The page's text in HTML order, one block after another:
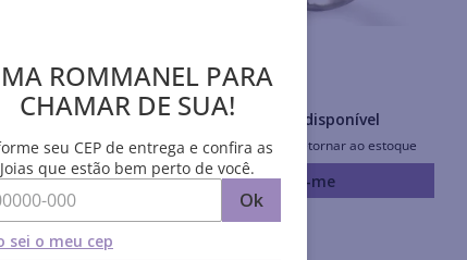
estoque
R$ 462,00
Produto Indisponível
Avise-me quando retornar ao estoque
Avise-me
ROMMANEL PARA
CHAMAR DE SUA!
seu CEP de entrega e confira as
Joias que estão bem perto de você.
Ok
sei o meu cep